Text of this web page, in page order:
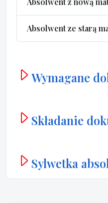
Absolwent ze starą
Wymagane
Składanie
Sylwetka